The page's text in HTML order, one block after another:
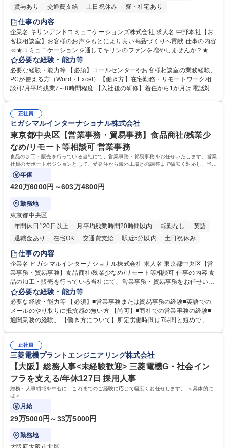
賞与あり 交通費支給 土日祝休み 寮・社宅あり
仕事の内容
企業名 キリンアンドコミュニケーションズ株式会社 求人名 中野本社【お
客様相談室】お客様のお声をもとにより良い商品づくりへ貢献 仕事の内容
≪★コミュニケーションを通してキリンのファンを増やしませんか？★≫
お客様のお声をより良い商品づくりに活かしていく上で、窓口となるお客
様相談室でのお仕事です。 日々お客様からいただくキリングループへのご
意見を、企業活動に活かしています。お客様からの声に迅速かつ誠意をも
って対応、情報提供するとともにグループ内活動に反映しています。 【具
平均100件前後■メール・手紙：同上40件前後 募集職種 中野本社【お客様
相談室】お客様のお声をもとにより良い商品づくりへ貢献
必要な経験・能力等
必要な経験・能力等 【必須】コールセンターやお客様相談室の業務経験、
PCが使える方（Word・Excel）【働き方】在宅勤務・リモートワーク相
談可/月平均残業7～8時間程度 【入社後の研修】着任から1か月は電話対応
すのでご安心ください。 【当社について】キリングループの広報機能を担
う会社として、お客様との出会いを大切にし、磨き上げたホスピタリティ
を込めてコミュニケーションをとりながら広報関連業務を行っておりま
す。 学歴・資格 学歴：大学院 大学 高専 短大 専修学校 高校 語学力： 資
格：
正社員
ヒガシマルインターナショナル株式会社
東京都中央区【営業事務・貿易事務】食品商社/残業少
なめ/リモート等相談可 営業事務
食品の加工・販売を行っている当社にて、営業事務・貿易事務をお任せいたします。営業
社員のサポートポジションとして、受発注から海外工場との調整まで幅広く対応し、当社
事業の根幹を支えていただきます。
年俸
420万6000円～603万4800円
勤務地
東京都中央区
年間休日120日以上
月平均残業時間20時間以内 転勤なし
英語
退職金あり
在宅OK 交通費支給 駅近5分以内 土日祝休み
仕事の内容
企業名 ヒガシマルインターナショナル株式会社 求人名 東京都中央区【営
業事務・貿易事務】食品商社/残業少なめ/リモート等相談可 仕事の内容 食
品の加工・販売を行っている当社にて、営業事務・貿易事務をお任せいた
します。営業社員のサポートポジションとして、受発注から海外工場との
調整まで幅広く対応し、当社事業の根幹を支えていただきます。 ■受発注
業務、請求書発行 ■海外工場とのスケジュール調整 ■在庫管理 ■輸入書類
の確認・作成 ■配送手配 ■通関業者を通して行う輸出入業全般 ■倉庫との
ルプロデュースしているため、商品に関わる全ての業務をサポート頂きま
す。 募集職種 東京都中央区【営業事務・貿易事務】食品商社/残業少なめ/
リモート等相談可
必要な経験・能力等
必要な経験・能力等 【必須】■営業事務または貿易事務の経験■英語での
メールのやり取りに抵抗感の無い方 【尚可】■商社での営業事務の経験■
通関業務の経験。 【働き方について】所定労働時間は7時間と短めで、残
の強み】1991年の設立以来、外食産業を中心としたお客様の多様なニー
ズに沿った冷凍水産物等の生産・輸入・販売を一貫して手掛けています。
自社工場と海外拠点の強固な連携によるワンストップサービスが最大の強
みです。 学歴・資格 学歴：大学院 大学 語学力：英語 資格：
正社員
三菱電機プラントエンジニアリング株式会社
【大阪】総務人事<未経験歓迎> 三菱電機G・社会イン
フラを支える/年休127日 採用人事
総務・人事領域を中心に、これまでのご経験に応じて幅広くお任せします。 ＜具体的に
は＞
月給
29万5000円～33万5000円
勤務地